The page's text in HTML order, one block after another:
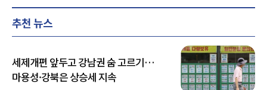
추천 뉴스
세제개편 앞두고 강남권 숨 고르기…
마용성·강북은 상승세 지속